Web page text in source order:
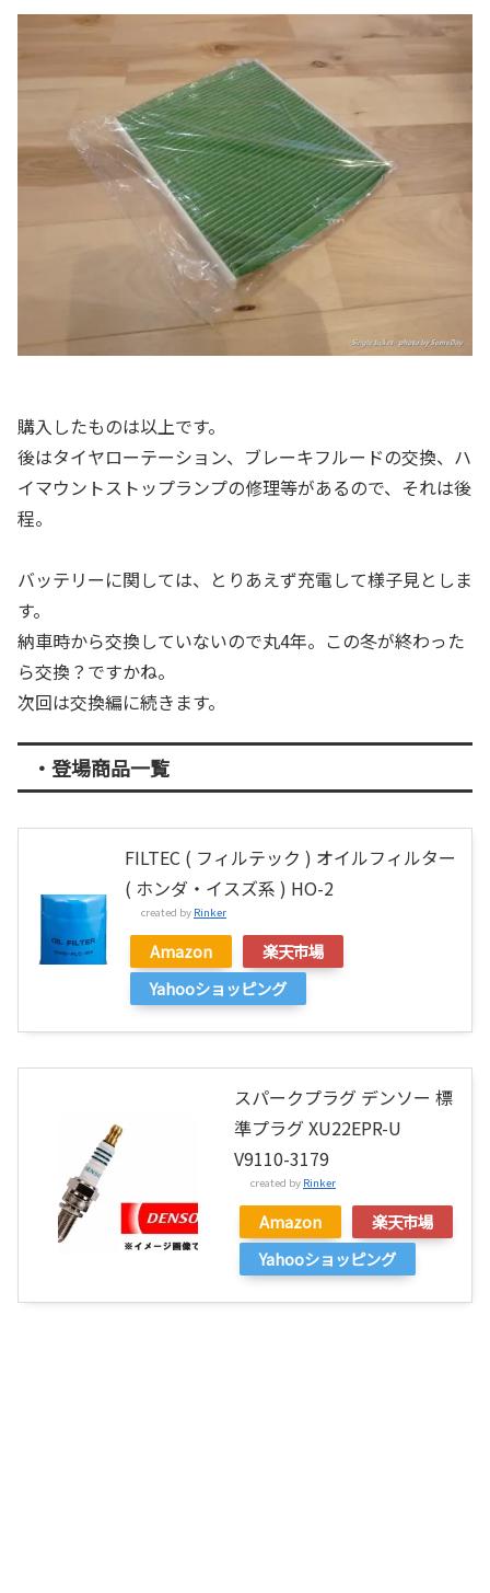
購入したものは以上です。
後はタイヤローテーション、ブレーキフルードの交換、ハ
イマウントストップランプの修理等があるので、それは後
程。
バッテリーに関しては、とりあえず充電して様子見としま
す。
納車時から交換していないので丸4年。この冬が終わった
ら交換？ですかね。
次回は交換編に続きます。
・登場商品一覧
FILTEC ( フィルテック ) オイルフィルター
( ホンダ・イスズ系 ) HO-2
created by Rinker
Amazon
楽天市場
Yahooショッピング
スパークプラグ デンソー 標
準プラグ XU22EPR-U
V9110-3179
created by Rinker
Amazon
楽天市場
Yahooショッピング